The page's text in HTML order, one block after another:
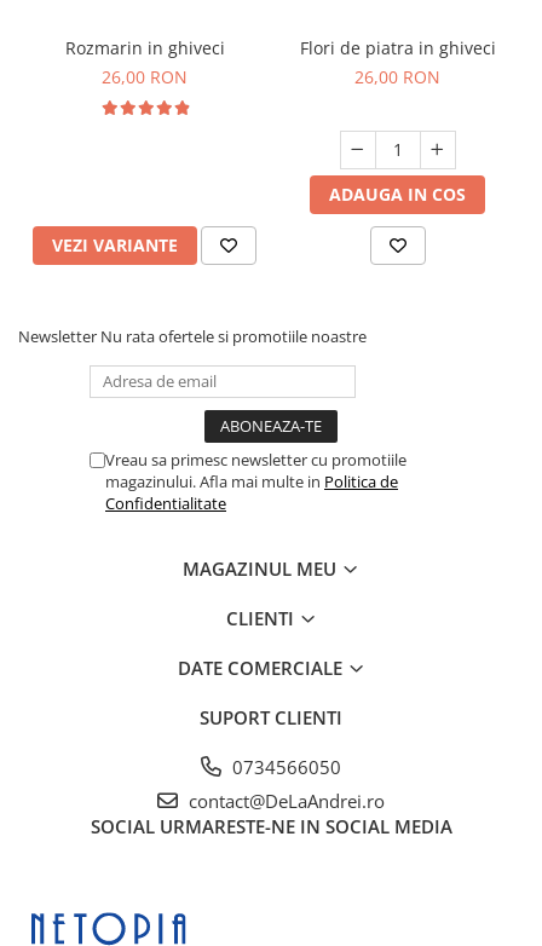
Rozmarin in ghiveci
26,00 RON
VEZI VARIANTE
Flori de piatra in ghiveci
26,00 RON
ADAUGA IN COS
Newsletter Nu rata ofertele si promotiile noastre
Vreau sa primesc newsletter cu promotiile
magazinului. Afla mai multe in Politica de
Confidentialitate
MAGAZINUL MEU
CLIENTI
DATE COMERCIALE
SUPORT CLIENTI
0734566050
contact@DeLaAndrei.ro
SOCIAL URMARESTE-NE IN SOCIAL MEDIA